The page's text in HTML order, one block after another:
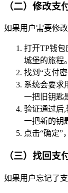
（二）修改支
如果用户需要修
打开TP钱
城堡的旅程。
找到“支付
系统会要求
一把旧钥匙
验证通过后
一把新的钥
点击“确定”
（三）找回支
如果用户忘记了